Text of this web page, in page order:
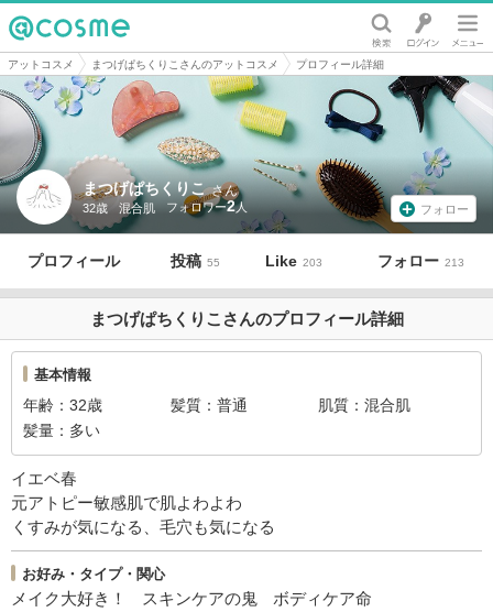
@cosme
アットコスメ まつげぱちくりこさんのアットコスメ プロフィール詳細
まつげぱちくりこ さん
32歳 混合肌 2 フォロー
プロフィール 投稿 55 Like 203 フォロー 213
まつげぱちくりこさんのプロフィール詳細
基本情報
年齢 32歳 髪質 普通 肌質
混合肌
髪量
多い
イエベ春
元アトピー敏感肌で肌よわよわ
くすみが気になる、毛穴も気になる
お好み・タイプ・関心
メイク大好き！ スキンケアの鬼
ボディケア命